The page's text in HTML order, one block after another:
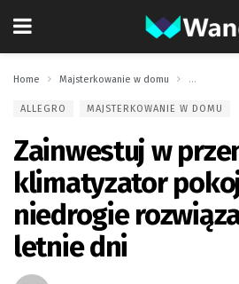
Home Majsterkowanie w domu
ALLEGRO MAJSTERKOWANIE W DOMU
Zainwestuj w
klimatyzator
niedrogie
letnie dni